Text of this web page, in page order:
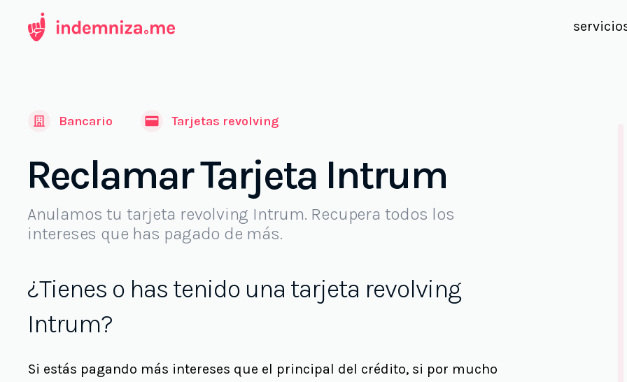
Bancario Tarjetas revolving
Reclamar Tarjeta Intrum
Anulamos tu tarjeta revolving Intrum. Recupera todos los
intereses que has pagado de más.
¿Tienes o has tenido una tarjeta revolving
Intrum?
Si estás pagando más intereses que el principal del crédito, si por mucho